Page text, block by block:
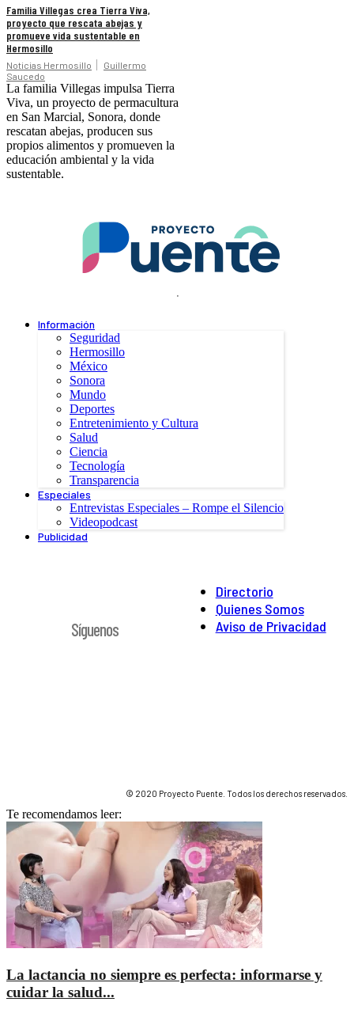
Familia Villegas crea Tierra Viva,
proyecto que rescata abejas y
promueve vida sustentable en
Hermosillo
Noticias Hermosillo
Guillermo
Saucedo
La familia Villegas impulsa Tierra
Viva, un proyecto de permacultura
en San Marcial, Sonora, donde
rescatan abejas, producen sus
propios alimentos y promueven la
educación ambiental y la vida
sustentable.
.
Información
Seguridad
Hermosillo
México
Sonora
Mundo
Deportes
Entretenimiento y Cultura
Salud
Ciencia
Tecnología
Transparencia
Especiales
Entrevistas Especiales – Rompe el Silencio
Videopodcast
Publicidad
Directorio
Quienes Somos
Aviso de Privacidad
Síguenos
© 2020 Proyecto Puente. Todos los derechos reservados.
Te recomendamos leer:
La lactancia no siempre es perfecta: informarse y
cuidar la salud...